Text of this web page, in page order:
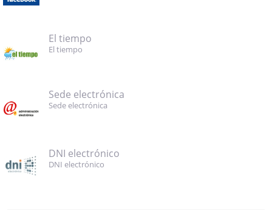
El tiempo
El tiempo
Sede electrónica
Sede electrónica
DNI electrónico
DNI electrónico